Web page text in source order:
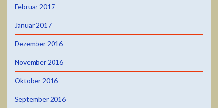
Februar 2017
Januar 2017
Dezember 2016
November 2016
Oktober 2016
September 2016